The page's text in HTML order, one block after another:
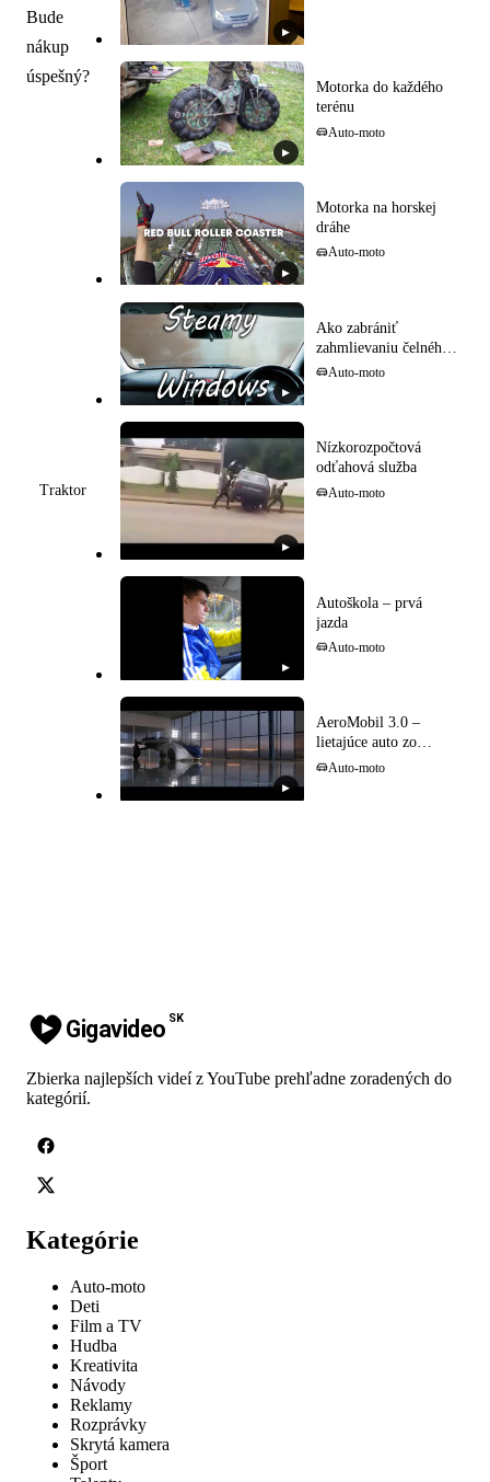
Bude
nákup
úspešný?
Traktor
▶
▶
Motorka do každého
terénu
Auto-moto
▶
Motorka na horskej
dráhe
Auto-moto
▶
Ako zabrániť
zahmlievaniu čelného
sklaAuto-moto
▶
Nízkorozpočtová
odťahová služba
Auto-moto
▶
Autoškola – prvá
jazda
Auto-moto
▶
AeroMobil 3.0 –
lietajúce auto zo
Slovenska
Auto-moto
Gigavideo SK
Zbierka najlepších videí z YouTube prehľadne zoradených do
kategórií.
Kategórie
Auto-moto
Deti
Film a TV
Hudba
Kreativita
Návody
Reklamy
Rozprávky
Skrytá kamera
Šport